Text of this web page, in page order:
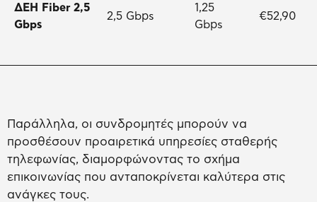
ΔΕΗ Fiber 2,5
Gbps
2,5 Gbps
1,25
Gbps
€52,90
Παράλληλα, οι συνδρομητές μπορούν να
προσθέσουν προαιρετικά υπηρεσίες σταθερής
τηλεφωνίας, διαμορφώνοντας το σχήμα
επικοινωνίας που ανταποκρίνεται καλύτερα στις
ανάγκες τους.